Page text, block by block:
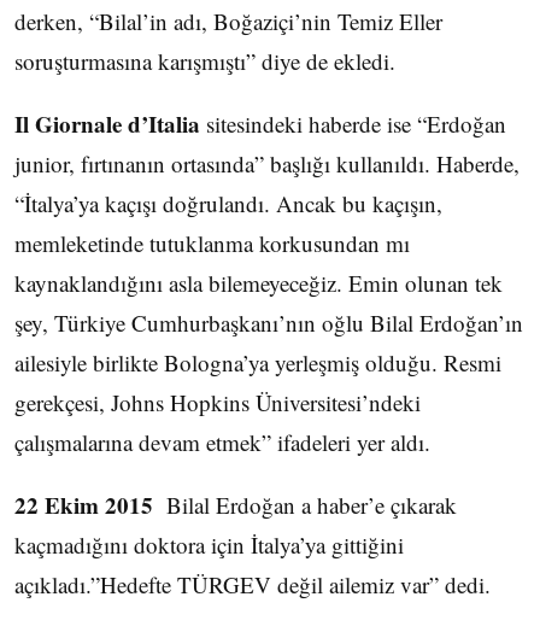
derken, “Bilal’in adı, Boğaziçi’nin Temiz Eller
soruşturmasına karışmıştı” diye de ekledi.
Il Giornale d’Italia sitesindeki haberde ise “Erdoğan
junior, fırtınanın ortasında” başlığı kullanıldı. Haberde,
“İtalya’ya kaçışı doğrulandı. Ancak bu kaçışın,
memleketinde tutuklanma korkusundan mı
kaynaklandığını asla bilemeyeceğiz. Emin olunan tek
şey, Türkiye Cumhurbaşkanı’nın oğlu Bilal Erdoğan’ın
ailesiyle birlikte Bologna’ya yerleşmiş olduğu. Resmi
gerekçesi, Johns Hopkins Üniversitesi’ndeki
çalışmalarına devam etmek” ifadeleri yer aldı.
22 Ekim 2015 Bilal Erdoğan a haber’e çıkarak
kaçmadığını doktora için İtalya’ya gittiğini
açıkladı.”Hedefte TÜRGEV değil ailemiz var” dedi.